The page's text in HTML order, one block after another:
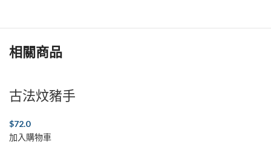
相關商品
古法炆豬手
$72.0
加入購物車